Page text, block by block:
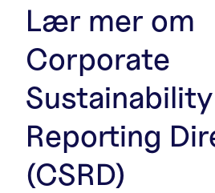
Lær mer om
Corporate
Sustainability
Reporting
(CSRD)